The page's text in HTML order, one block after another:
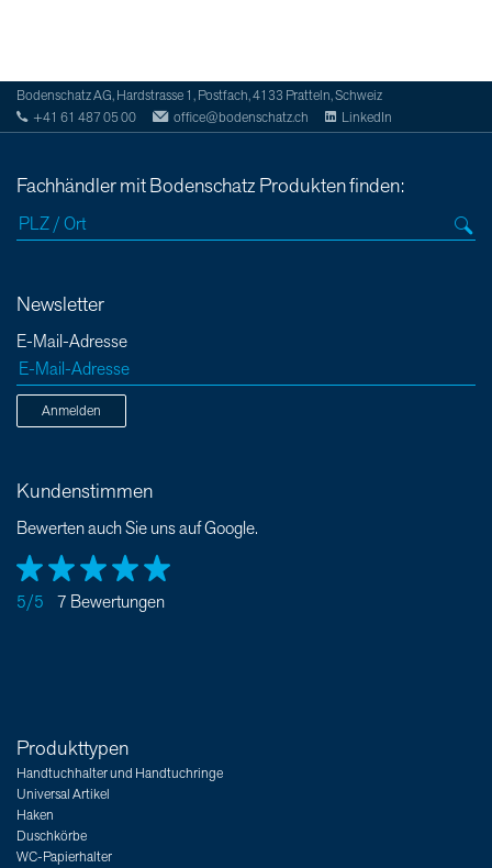
Bodenschatz AG, Hardstrasse 1, Postfach, 4133 Pratteln, Schweiz
+41 61 487 05 00
office@bodenschatz.ch LinkedIn
Fachhändler mit Bodenschatz Produkten finden:
Newsletter
E-Mail-Adresse
Anmelden
Kundenstimmen
Bewerten auch Sie uns auf Google.
5/5 7 Bewertungen
Produkttypen
Handtuchhalter und Handtuchringe
Universal Artikel
Haken
Duschkörbe
WC-Papierhalter